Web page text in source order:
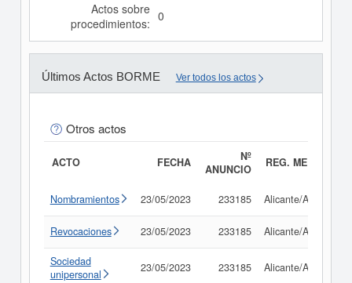
Actos sobre
procedimientos: 0
Últimos Actos BORME Ver todos los actos
Otros actos
ACTO FECHA
Nº
ANUNCIO
REG. MERC.
Nombramientos 23/05/2023 233185 Alicante/Alacant
Revocaciones 23/05/2023 233185 Alicante/Alacant
Sociedad
unipersonal
23/05/2023 233185 Alicante/Alacant